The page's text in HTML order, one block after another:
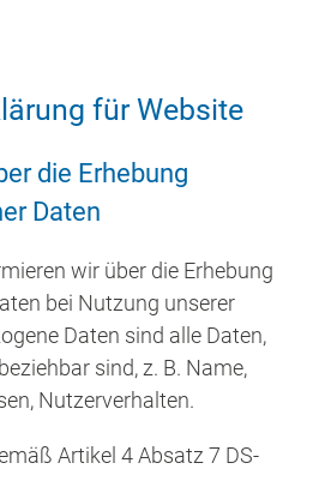
für Website
die Erhebung
Daten
wir über die Erhebung
bei Nutzung unserer
Daten sind alle Daten,
sind, z. B. Name,
Nutzerverhalten.
Artikel 4 Absatz 7 DS-